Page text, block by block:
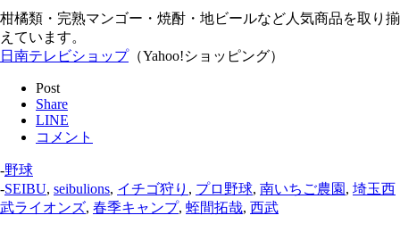
柑橘類・完熟マンゴー・焼酎・地ビールなど人気商品を取り揃
えています。
日南テレビショップ（Yahoo!ショッピング）
Post
Share
LINE
コメント
-野球
-SEIBU, seibulions, イチゴ狩り , プロ野球, 南いちご農園 , 埼玉西
武ライオンズ, 春季キャンプ, 蛭間拓哉, 西武